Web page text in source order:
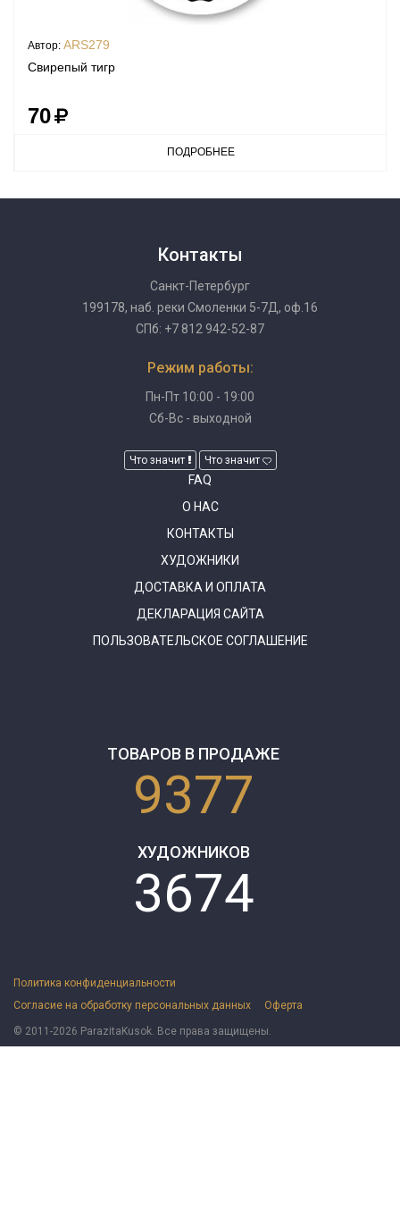
Автор: ARS279
Свирепый тигр
70
ПОДРОБНЕЕ
Контакты
Санкт-Петербург
199178, наб. реки Смоленки 5-7Д, оф.16
СПб: +7 812 942-52-87
Режим работы:
Пн-Пт 10:00 - 19:00
Сб-Вс - выходной
Что значит Что значит
FAQ
О НАС
КОНТАКТЫ
ХУДОЖНИКИ
ДОСТАВКА И ОПЛАТА
ДЕКЛАРАЦИЯ САЙТА
ПОЛЬЗОВАТЕЛЬСКОЕ СОГЛАШЕНИЕ
ТОВАРОВ В ПРОДАЖЕ
9377
ХУДОЖНИКОВ
3674
Политика конфиденциальности
Согласие на обработку персональных данных
Оферта
© 2011-2026 ParazitaKusok. Все права защищены.